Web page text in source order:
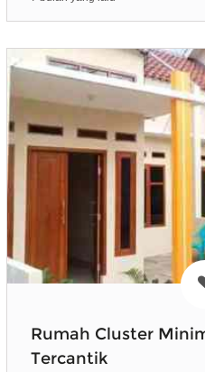
Rumah Cluster
Tercantik